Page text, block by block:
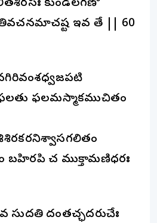
కుండలగణో
ఇవ తే || 60
ఫలమస్మాకముచితం
బహిరపి చ ముక్తామణిధరః
సుదతి దంతచ్ఛదరుచేః